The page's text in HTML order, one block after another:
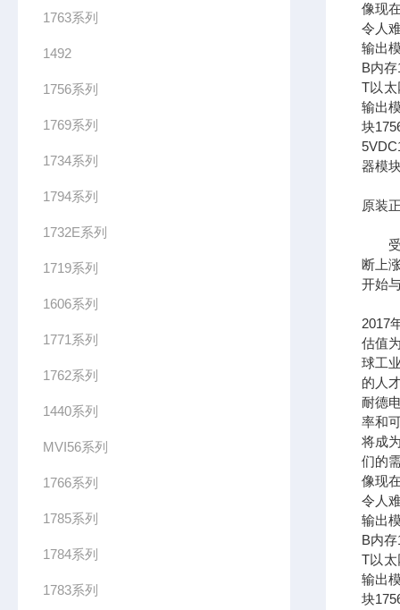
1763系列
1492
1756系列
1769系列
1734系列
1794系列
1732E系列
1719系列
1606系列
1771系列
1762系列
1440系列
MVI56系列
1766系列
1785系列
1784系列
1783系列
像现
令人
输出
B内
T以太
输出
块
器模
原装
受到
断上
开始
2017
估值
球工
的人
耐德
率和
将成
们的
像现
令人
输出
B内
T以太
输出
块